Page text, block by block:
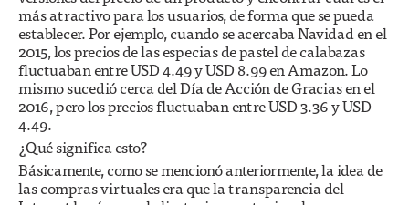
más atractivo para los usuarios, de forma que se pueda
establecer. Por ejemplo, cuando se acercaba Navidad en el
2015, los precios de las especias de pastel de calabazas
fluctuaban entre USD 4.49 y USD 8.99 en Amazon. Lo
mismo sucedió cerca del Día de Acción de Gracias en el
2016, pero los precios fluctuaban entre USD 3.36 y USD
4.49.
¿Qué significa esto?
Básicamente, como se mencionó anteriormente, la idea de
las compras virtuales era que la transparencia del